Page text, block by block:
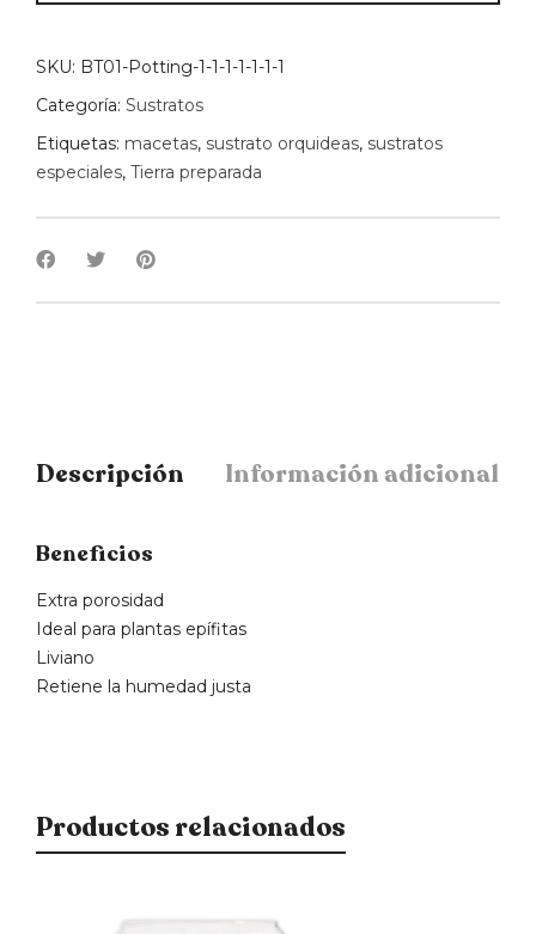
SKU: BT01-Potting-1-1-1-1-1-1-1
Categoría: Sustratos
Etiquetas: macetas, sustrato orquideas, sustratos
especiales, Tierra preparada
Descripción Información adicional
Beneficios
Extra porosidad
Ideal para plantas epífitas
Liviano
Retiene la humedad justa
Productos relacionados